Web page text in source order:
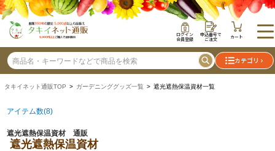
ログイン
会員登録
申込番号で
ご注文 カート
カテゴリ
タキイネット通販TOP > ガーデニンググッズ一覧 > 遮光遮熱保温資材一覧
アイテム数(8)
遮光遮熱保温資材 通販
遮光遮熱保温資材